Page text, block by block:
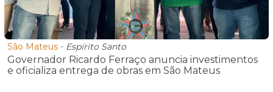
São Mateus - Espírito Santo
Governador Ricardo Ferraço anuncia investimentos
e oficializa entrega de obras em São Mateus